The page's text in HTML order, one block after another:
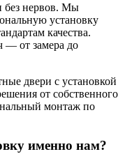
без нервов. Мы
установку
качества.
— от замера до
двери с установкой
от собственного
монтаж по
именно нам?